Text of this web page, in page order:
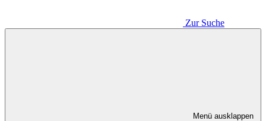
Zur Suche
Menü ausklappen